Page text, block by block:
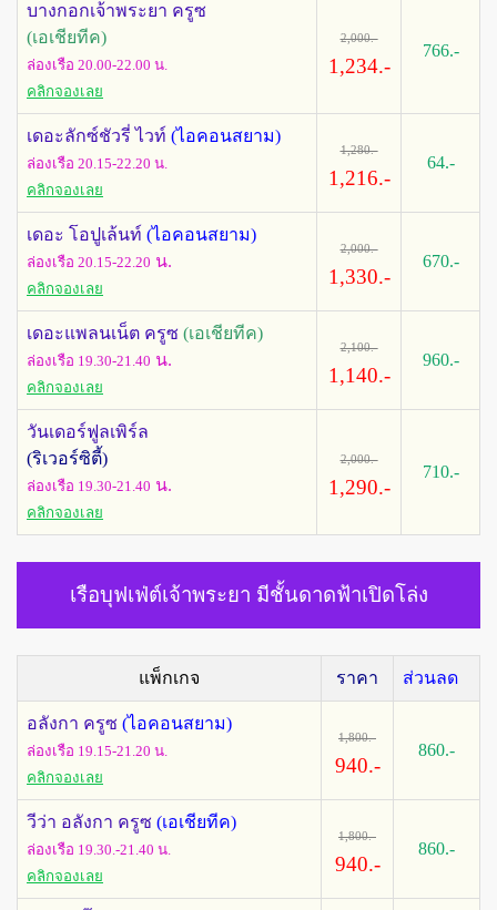
บางกอกเจ้าพระยา ครูซ
(เอเชียทีค)
ล่องเรือ 20.00-22.00 น.
คลิกจองเลย
2,000.-
1,234.-
766.-
เดอะลักซ์ชัวรี่ ไวท์ (ไอคอนสยาม)
ล่องเรือ 20.15-22.20 น.
คลิกจองเลย
1,280.-
1,216.-
64.-
เดอะ โอปูเล้นท์ (ไอคอนสยาม)
ล่องเรือ 20.15-22.20 น.
คลิกจองเลย
2,000.-
1,330.-
670.-
เดอะแพลนเน็ต ครูซ (เอเชียทีค)
ล่องเรือ 19.30-21.40 น.
คลิกจองเลย
2,100.-
1,140.-
960.-
วันเดอร์ฟูลเพิร์ล
(ริเวอร์ซิตี้)
ล่องเรือ 19.30-21.40 น.
คลิกจองเลย
2,000.-
1,290.-
710.-
เรือบุฟเฟ่ต์เจ้าพระยา มีชั้นดาดฟ้าเปิดโล่ง
แพ็กเกจ ราคา ส่วนลด
อลังกา ครูซ (ไอคอนสยาม)
ล่องเรือ 19.15-21.20 น.
คลิกจองเลย
1,800.-
940.-
860.-
วีว่า อลังกา ครูซ (เอเชียทีค)
ล่องเรือ 19.30.-21.40 น.
คลิกจองเลย
1,800.-
940.-
860.-